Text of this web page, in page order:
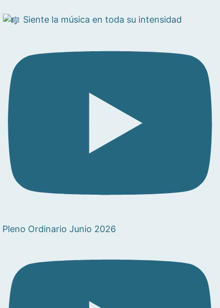
Siente la música en toda su intensidad
Pleno Ordinario Junio 2026